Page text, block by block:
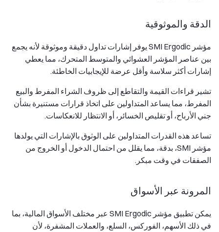
الدقة والموثوقية
مؤشر SMI Ergodic يوفر إشارات تداول دقيقة وموثوقة لأنه يجمع
بين عناصر المؤشر العشوائي والمتوسط المتحرك، مما يعطي
إشارات أكثر سلاسة وأقل عرضة للإيجابيات الخاطئة.
تشير قراءات القيمة والتقاطع إلى ظروف الشراء المفرط والبيع
المفرط، مما يساعد المتداولين على اتخاذ قرارات مستنيرة بشأن
جني الأرباح، أو تقليص الخسائر، أو الانتظار للانعكاسات.
تساعد هذه القدرات المتداولين على الوثوق بالإشارات التي يولدها
مؤشر SMI، بدقة، مما يقلل من احتمال الدخول أو الخروج من
الصفقات في وقت مبكر.
المرونة عبر الأسواق
يمكن تطبيق مؤشر SMI Ergodic عبر مختلف الأسواق المالية، بما
في ذلك الأسهم، الفوركس، السلع، والعملات المشفرة، لأن